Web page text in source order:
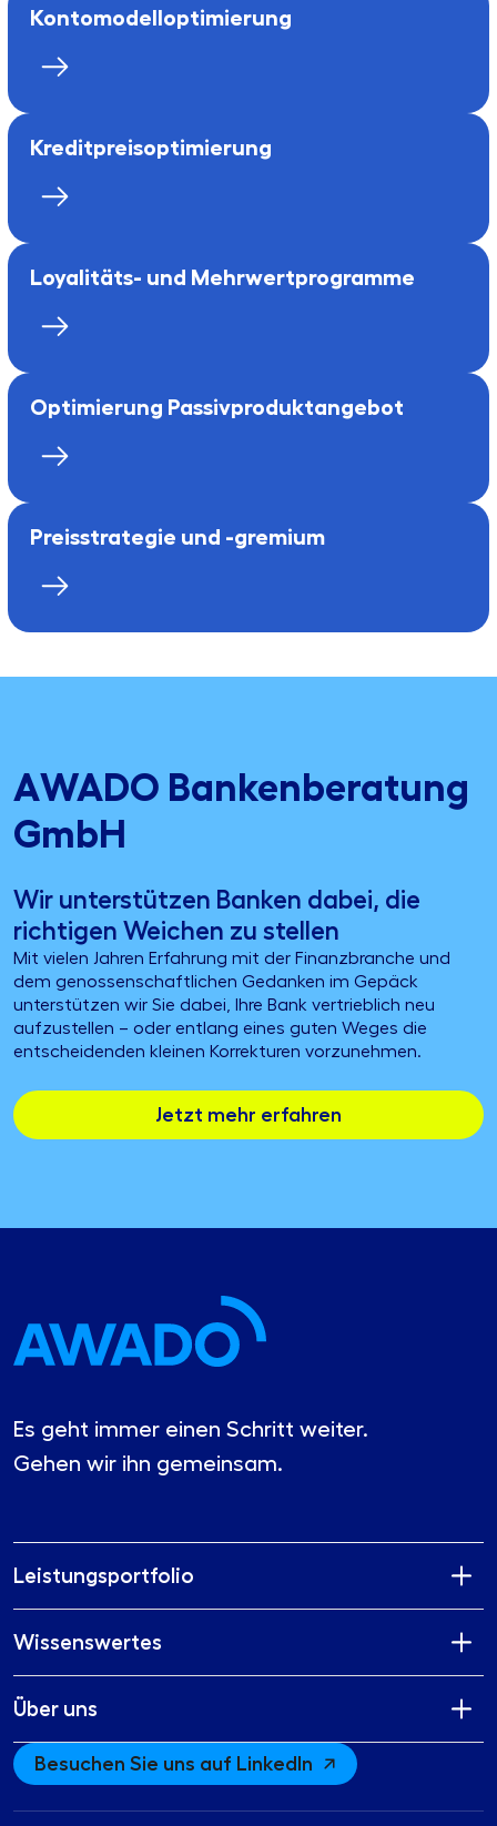
Kontomodell­optimierung
Kreditpreis­optimierung
Loyalitäts- und Mehrwertprogramme
Optimierung Passivproduktangebot
Preisstrategie und -gremium
AWADO Bankenberatung
GmbH
Wir unterstützen Banken dabei, die
richtigen Weichen zu stellen
Mit vielen Jahren Erfahrung mit der Finanzbranche und
dem genossenschaftlichen Gedanken im Gepäck
unterstützen wir Sie dabei, Ihre Bank vertrieblich neu
aufzustellen – oder entlang eines guten Weges die
entscheidenden kleinen Korrekturen vorzunehmen.
Jetzt mehr erfahren
Es geht immer einen Schritt weiter.
Gehen wir ihn gemeinsam.
Leistungsportfolio
Wissenswertes
Über uns
Besuchen Sie uns auf LinkedIn